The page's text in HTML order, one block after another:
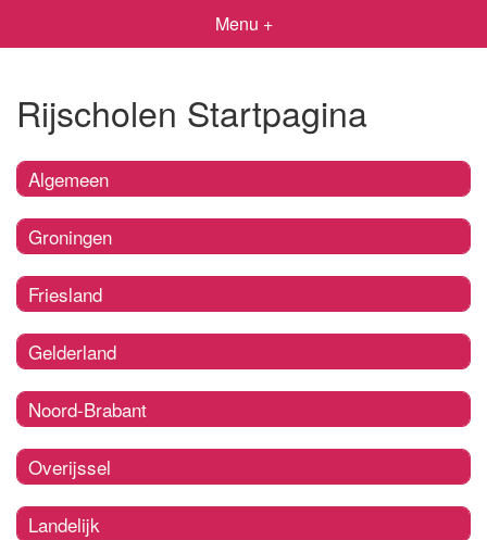
Menu +
Rijscholen Startpagina
Algemeen
Groningen
Friesland
Gelderland
Noord-Brabant
Overijssel
Landelijk